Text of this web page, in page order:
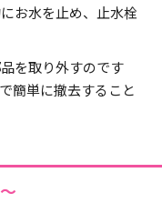
お水を止め、止水栓
を取り外すのです
簡単に撤去すること